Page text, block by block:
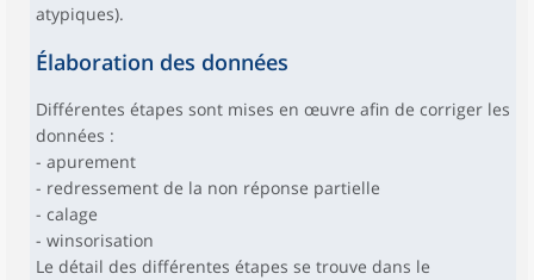
atypiques).
Élaboration des données
Différentes étapes sont mises en œuvre afin de corriger les
données :
- apurement
- redressement de la non réponse partielle
- calage
- winsorisation
Le détail des différentes étapes se trouve dans le